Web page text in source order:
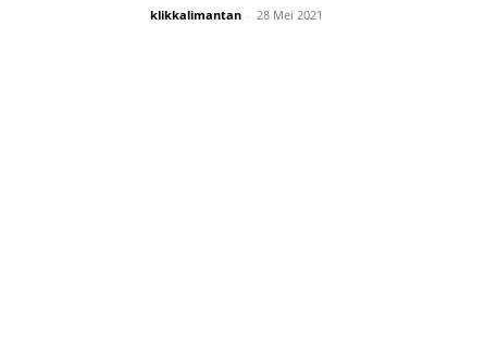
klikkalimantan - 28 Mei 2021